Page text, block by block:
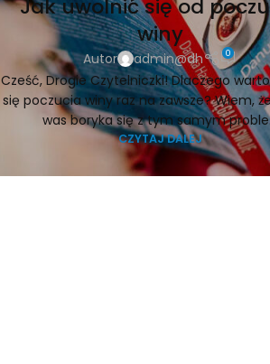
Jak uwolnić się od
winy
Autor admin@dh 0
Cześć, Drogie Czytelniczki! Dlaczego
się poczucia winy raz na zawsze? Wiem,
was boryka się z tym samym
CZYTAJ DALEJ